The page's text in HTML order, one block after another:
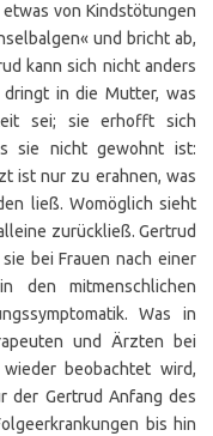
von Kindstötungen
und bricht ab,
kann sich nicht anders
in die Mutter, was
sei; sie erhofft sich
sie nicht gewohnt ist:
ist nur zu erahnen, was
ließ. Womöglich sieht
zurückließ. Gertrud
bei Frauen nach einer
den mitmenschlichen
Was in
und Ärzten bei
beobachtet wird,
der Gertrud Anfang des
bis hin